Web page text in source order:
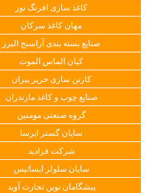
کاغذ سازی افرنگ نور
مهان کاغذ سرکان
صنایع بسته بندی آراسنج البرز
کیان الماس الموت
کارتن سازی حریر پیران
صنایع چوب و کاغذ مازندران
گروه صنعتی مومنین
سایان گستر ایرسا
شرکت فرادید
سایان سلولز ایساتیس
پیشگامان نوین تجارت آوید